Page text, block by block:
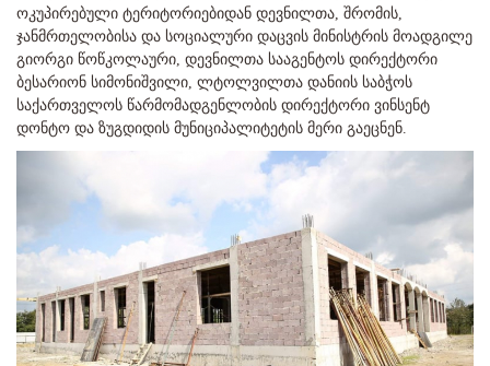
ოკუპირებული ტერიტორიებიდან დევნილთა, შრომის,
ჯანმრთელობისა და სოციალური დაცვის მინისტრის მოადგილე
გიორგი წოწკოლაური, დევნილთა სააგენტოს დირექტორი
ბესარიონ სიმონიშვილი, ლტოლვილთა დანიის საბჭოს
საქართველოს წარმომადგენლობის დირექტორი ვინსენტ
დონტო და ზუგდიდის მუნიციპალიტეტის მერი გაეცნენ.